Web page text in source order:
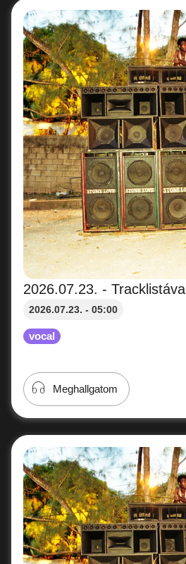
2026.07.23. - Tracklistával
2026.07.23. - 05:00
vocal
Meghallgatom